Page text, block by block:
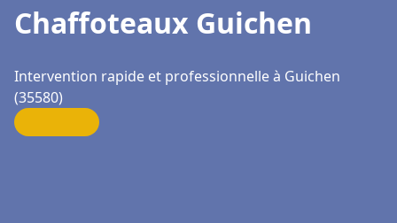
Chaffoteaux Guichen
Intervention rapide et professionnelle à Guichen
(35580)